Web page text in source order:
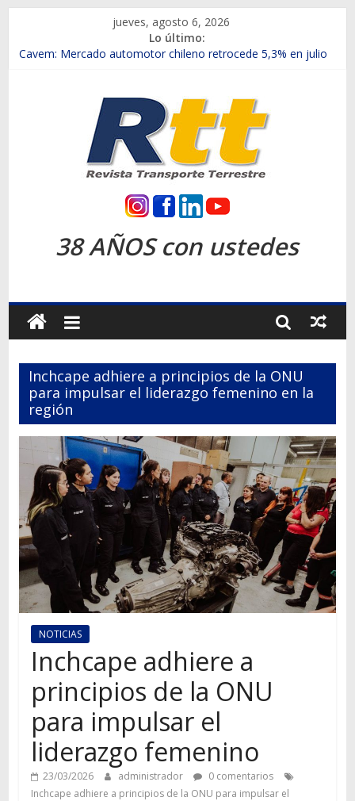
contenido
jueves, agosto 6, 2026
Lo último:
Chile es el primer mercado internacional en lanzar la nueva
Salfa suma vehículos electrificados de Chevrolet en el Biobío
Samex amplía su red con nuevas sucursales en Rancagua y
SINOTRUK Pick-ups presentó la recién estrenada Bolden en
la Expo Compras Públicas 2026
Revista
Transporte
Terrestre
Autos,
camiones,
motos,
información
del
mundo
del
transporte
38 AÑOS con ustedes
Inchcape adhiere a principios de la ONU
para impulsar el liderazgo femenino en la
región
NOTICIAS
Inchcape adhiere a
principios de la ONU
para impulsar el
liderazgo femenino
23/03/2026 administrador
0 comentarios
Inchcape adhiere a principios de la ONU para impulsar el